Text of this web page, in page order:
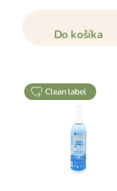
Do košíka
clean label